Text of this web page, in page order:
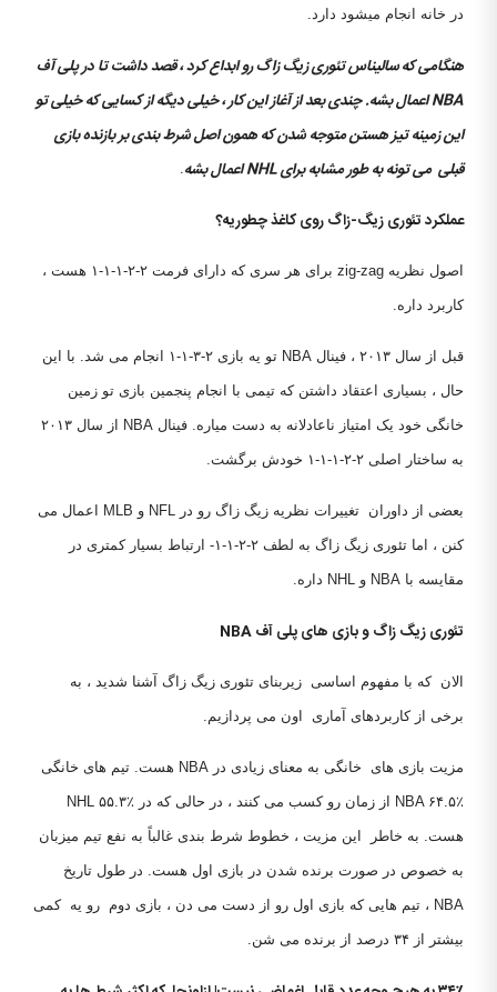
در خانه انجام میشود دارد.
هنگامی که سالیناس تئوری زیگ زاگ رو ابداع کرد ، قصد داشت تا در پلی آف
NBAاعمال بشه. چندی بعد از آغاز این کار ، خیلی دیگه از کسایی که خیلی تو
این زمینه تیز هستن متوجه شدن که همون اصل شرط بندی بر بازنده بازی
قبلی می تونه به طور مشابه برایNHLاعمال بشه.
عملکرد تئوری زیگ-زاگ روی کاغذ چطوریه؟
اصول نظریه zig-zag برای هر سری که دارای فرمت ۲-۲-۱-۱-۱ هست ،
کاربرد داره.
قبل از سال ۲۰۱۳ ، فینال NBA تو یه بازی ۲-۳-۱-۱ انجام می شد. با این
حال ، بسیاری اعتقاد داشتن که تیمی با انجام پنجمین بازی تو زمین
خانگی خود یک امتیاز ناعادلانه به دست میاره. فینال NBA از سال ۲۰۱۳
به ساختار اصلی ۲-۲-۱-۱-۱ خودش برگشت.
بعضی از داوران تغییرات نظریه زیگ زاگ رو در NFL و MLB اعمال می
کنن ، اما تئوری زیگ زاگ به لطف ۲-۲-۱-۱- ارتباط بسیار کمتری در
مقایسه با NBA و NHL داره.
تئوری زیگ زاگ و بازی های پلی آفNBA
الان که با مفهوم اساسی زیربنای تئوری زیگ زاگ آشنا شدید ، به
برخی از کاربردهای آماری اون می پردازیم.
مزیت بازی های خانگی به معنای زیادی در NBA هست. تیم های خانگی
NBA ۶۴.۵٪ از زمان رو کسب می کنند ، در حالی که در NHL ۵۵.۳٪
هست. به خاطر این مزیت ، خطوط شرط بندی غالباً به نفع تیم میزبان
به خصوص در صورت برنده شدن در بازی اول هست. در طول تاریخ
NBA ، تیم هایی که بازی اول رو از دست می دن ، بازی دوم رو یه کمی
بیشتر از ۳۴ درصد از برنده می شن.